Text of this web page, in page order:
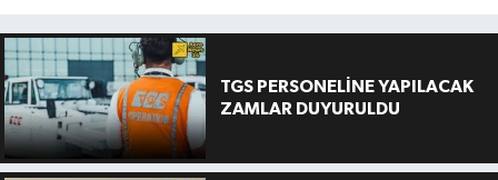
TGS PERSONELİNE YAPILACAK
ZAMLAR DUYURULDU